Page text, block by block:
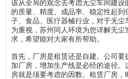
该从全局的观念去考虑无尘车间建设
的质量、精度、成品率、稳定性起
子、食品、医疗器械行业，对于无
为重视，苏州同人环境为您详解无
求，希望能对大家有所帮助。
首先，厂房是租赁还是自建。公司
加厂房，增加生产线是必经的途径
房就是须要考虑的因数。租赁厂房